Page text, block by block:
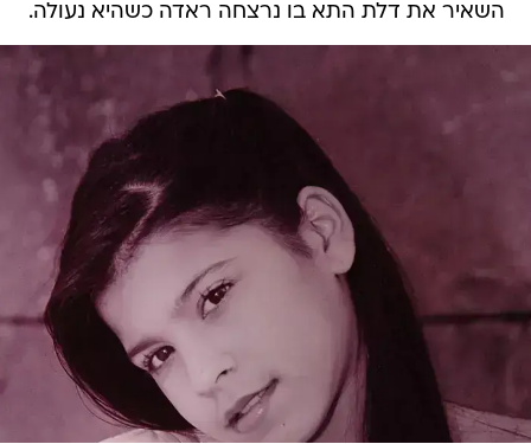
השאיר את דלת התא בו נרצחה ראדה כשהיא נעולה.